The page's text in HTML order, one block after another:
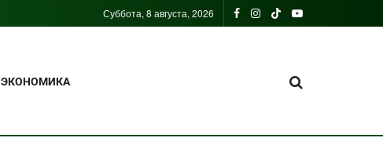
Суббота, 8 августа, 2026
ЭКОНОМИКА